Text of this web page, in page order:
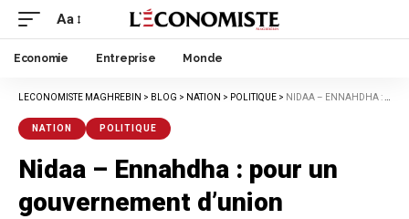
Aa
Economie Entreprise Monde
LECONOMISTE MAGHREBIN > BLOG > NATION > POLITIQUE > NIDAA – ENNAHDHA : POUR UN GOUVERNEMENT D’UNION NATIONALE
NATION POLITIQUE
Nidaa – Ennahdha : pour un
gouvernement d’union